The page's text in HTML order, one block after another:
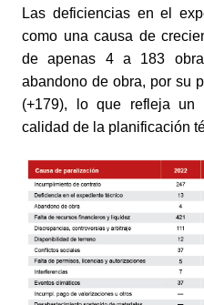
Las deficiencias en el
como una causa de
de apenas 4 a 183
abandono de obra, por su
(+179), lo que refleja un
calidad de la planificación